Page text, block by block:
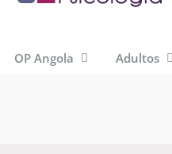
OP Angola Adultos